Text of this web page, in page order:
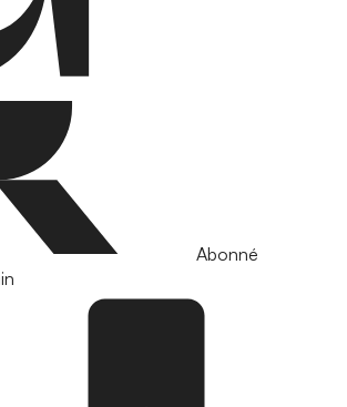
Abonné